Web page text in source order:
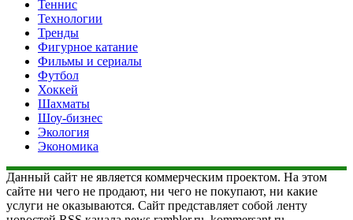
Теннис
Технологии
Тренды
Фигурное катание
Фильмы и сериалы
Футбол
Хоккей
Шахматы
Шоу-бизнес
Экология
Экономика
Данный сайт не является коммерческим проектом. На этом
сайте ни чего не продают, ни чего не покупают, ни какие
услуги не оказываются. Сайт представляет собой ленту